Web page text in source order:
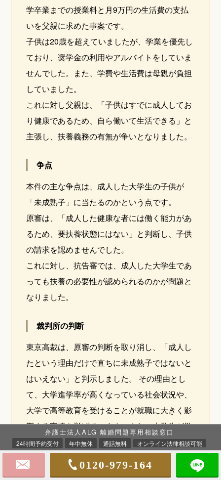
学卒業までの授業料と月9万円の生活費の支払
いを父親に求めた事案です。
子供は20歳を超えていましたが、学業を優先し
ており、奨学金の利用やアルバイトをしていま
せんでした。また、学費や生活費は母親が負担
していました。
これに対し父親は、「子供はすでに成人してお
り健康であるため、自ら働いて生活できる」と
主張し、扶養義務の有無が争いとなりました。
争点
本件の主な争点は、成人した大学生の子供が
「未成熟子」に当たるのかという点です。
原審は、「成人した健康な者には働く能力があ
るため、要扶養状態にはない」と判断し、子供
の請求を認めませんでした。
これに対し、抗告審では、成人した大学生であ
っても扶養の必要性が認められるのかが問題と
なりました。
裁判所の判断
東京高裁は、原審の判断を取り消し、「成人し
たという理由だけで直ちに未成熟子ではないと
はいえない」と判示しました。 その理由とし
て、大学進学率が高くなっている社会状況や、
大学で高等教育を受けることが就職に大きく影
響する実情を挙げています。また、大学生が学
業を優先し、その結果として学費や生活費が不
足することはやむを得ない場合があると指摘し
ました。 そのうえで、扶養の必要性は以下の事
弁護士法人ALG 離婚問題専用相談窓口
24時間予約受付 年中無休 通話無料 オンライン法律相談可能
0120-979-164